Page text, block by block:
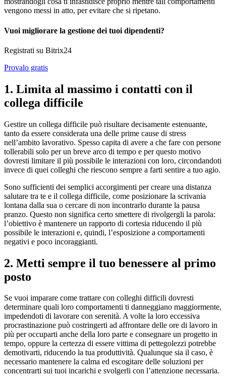
vengono messi in atto, per evitare che si ripetano.
Vuoi migliorare la gestione dei tuoi dipendenti?
Registrati su Bitrix24
Provalo gratis
1. Limita al massimo i contatti con il
collega difficile
Gestire un collega difficile può risultare decisamente estenuante,
tanto da essere considerata una delle prime cause di stress
nell’ambito lavorativo. Spesso capita di avere a che fare con persone
tollerabili solo per un breve arco di tempo e per questo motivo
dovresti limitare il più possibile le interazioni con loro, circondandoti
invece di quei colleghi che riescono sempre a farti sentire a tuo agio.
Sono sufficienti dei semplici accorgimenti per creare una distanza
salutare tra te e il collega difficile, come posizionare la scrivania
lontana dalla sua o cercare di non incontrarlo durante la pausa
pranzo. Questo non significa certo smettere di rivolgergli la parola:
l’obiettivo è mantenere un rapporto di cortesia riducendo il più
possibile le interazioni e, quindi, l’esposizione a comportamenti
negativi e poco incoraggianti.
2. Metti sempre il tuo benessere al primo
posto
Se vuoi imparare come trattare con colleghi difficili dovresti
determinare quali loro comportamenti ti danneggiano maggiormente,
impedendoti di lavorare con serenità. A volte la loro eccessiva
procrastinazione può costringerti ad affrontare delle ore di lavoro in
più per occuparti anche della loro parte e consegnare un progetto in
tempo, oppure la certezza di essere vittima di pettegolezzi potrebbe
demotivarti, riducendo la tua produttività. Qualunque sia il caso, è
necessario mantenere la calma ed escogitare delle soluzioni per
concentrarti sui tuoi incarichi e svolgerli con l’attenzione necessaria.